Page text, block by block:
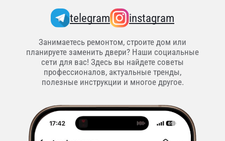
telegram instagram
Занимаетесь ремонтом, строите дом или
планируете заменить двери? Наши социальные
сети для вас! Здесь вы найдете советы
профессионалов, актуальные тренды,
полезные инструкции и многое другое.